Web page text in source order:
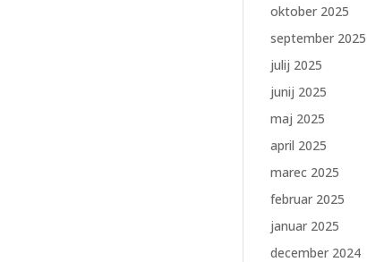
oktober 2025
september 2025
julij 2025
junij 2025
maj 2025
april 2025
marec 2025
februar 2025
januar 2025
december 2024